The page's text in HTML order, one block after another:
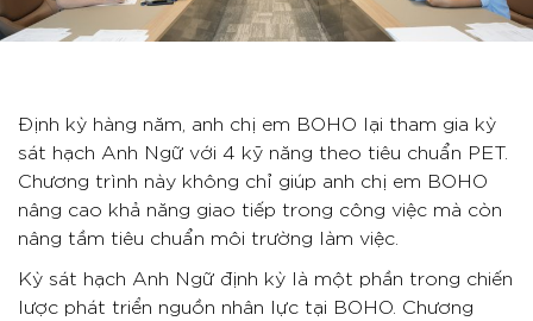
Định kỳ hàng năm, anh chị em BOHO lại tham gia kỳ
sát hạch Anh Ngữ với 4 kỹ năng theo tiêu chuẩn PET.
Chương trình này không chỉ giúp anh chị em BOHO
nâng cao khả năng giao tiếp trong công việc mà còn
nâng tầm tiêu chuẩn môi trường làm việc.
Kỳ sát hạch Anh Ngữ định kỳ là một phần trong chiến
lược phát triển nguồn nhân lực tại BOHO. Chương